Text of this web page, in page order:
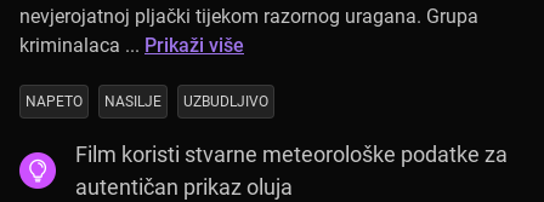
nevjerojatnoj pljački tijekom razornog uragana. Grupa
kriminalaca ... Prikaži više
NAPETO NASILJE UZBUDLJIVO
Film koristi stvarne meteorološke podatke za
autentičan prikaz oluja